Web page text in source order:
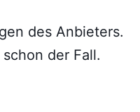
des Anbieters.
der Fall.